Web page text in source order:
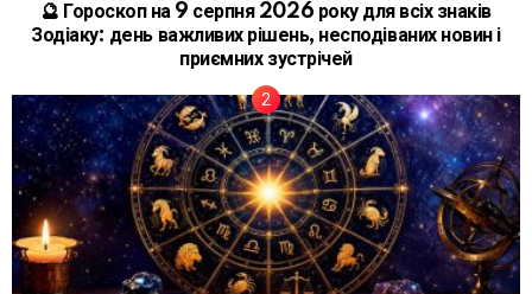
🔮 Гороскоп на 9 серпня 2026 року для всіх знаків
Зодіаку: день важливих рішень, несподіваних новин і
приємних зустрічей